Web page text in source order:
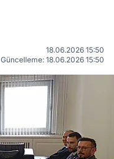
18.06.2026 15:50
Güncelleme: 18.06.2026 15:50